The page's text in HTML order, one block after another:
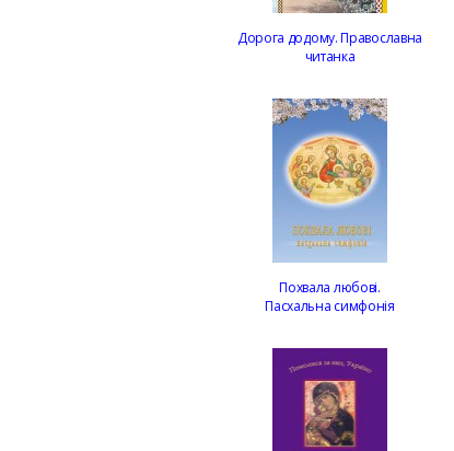
Дорога додому. Православна
читанка
Похвала любові.
Пасхальна симфонія